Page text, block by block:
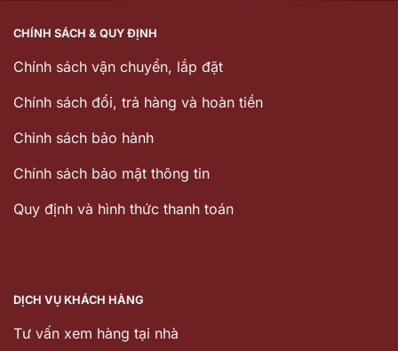
CHÍNH SÁCH & QUY ĐỊNH
Chính sách vận chuyển, lắp đặt
Chính sách đổi, trả hàng và hoàn tiền
Chinh sách bảo hành
Chính sách bảo mật thông tin
Quy định và hình thức thanh toán
DỊCH VỤ KHÁCH HÀNG
Tư vấn xem hàng tại nhà